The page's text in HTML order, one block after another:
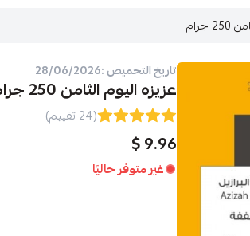
تاريخ التحميص :28/06/2026
عزيزه اليوم الثامن 250 جرام
(24 تقييم)
9.96 $
غير متوفر حاليًا